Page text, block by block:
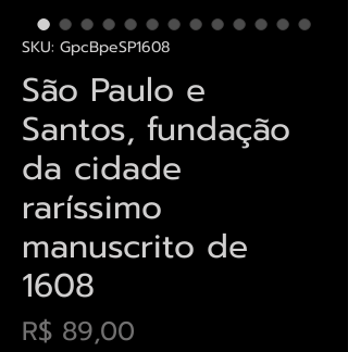
SKU: GpcBpeSP1608
São Paulo e
Santos, fundação
da cidade
raríssimo
manuscrito de
1608
R$ 89,00